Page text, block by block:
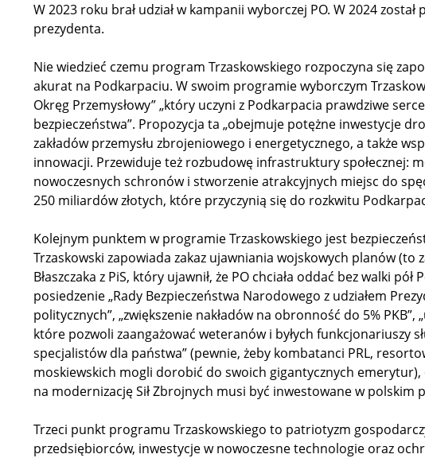
W 2023 roku brał udział w kampanii wyborczej PO. W 2024
prezydenta.
Nie wiedzieć czemu program Trzaskowskiego rozpoczyna się
akurat na Podkarpaciu. W swoim programie wyborczym
Okręg Przemysłowy” „który uczyni z Podkarpacia prawdziwe
bezpieczeństwa”. Propozycja ta „obejmuje potężne inwestycje
zakładów przemysłu zbrojeniowego i energetycznego, a także
innowacji. Przewiduje też rozbudowę infrastruktury społecznej:
nowoczesnych schronów i stworzenie atrakcyjnych miejsc do
250 miliardów złotych, które przyczynią się do rozkwitu
Kolejnym punktem w programie Trzaskowskiego jest
Trzaskowski zapowiada zakaz ujawniania wojskowych planów (to
Błaszczaka z PiS, który ujawnił, że PO chciała oddać bez walki
posiedzenie „Rady Bezpieczeństwa Narodowego z udziałem
politycznych”, „zwiększenie nakładów na obronność do 5%
które pozwoli zaangażować weteranów i byłych funkcjonariuszy
specjalistów dla państwa” (pewnie, żeby kombatanci PRL,
moskiewskich mogli dorobić do swoich gigantycznych
na modernizację Sił Zbrojnych musi być inwestowane w polskim
Trzeci punkt programu Trzaskowskiego to patriotyzm
przedsiębiorców, inwestycje w nowoczesne technologie oraz